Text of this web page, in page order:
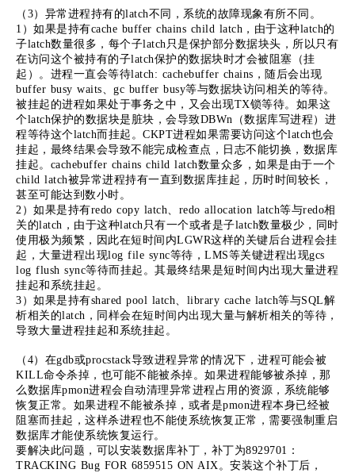
（3）异常进程持有的latch不同，系统的故障现象有所不同。
1）如果是持有cache buffer chains child latch，由于这种latch的
子latch数量很多，每个子latch只是保护部分数据块头，所以只有
在访问这个被持有的子latch保护的数据块时才会被阻塞（挂
起）。进程一直会等待latch: cachebuffer chains，随后会出现
buffer busy waits、gc buffer busy等与数据块访问相关的等待。
被挂起的进程如果处于事务之中，又会出现TX锁等待。如果这
个latch保护的数据块是脏块，会导致DBWn（数据库写进程）进
程等待这个latch而挂起。CKPT进程如果需要访问这个latch也会
挂起，最终结果会导致不能完成检查点，日志不能切换，数据库
挂起。cachebuffer chains child latch数量众多，如果是由于一个
child latch被异常进程持有一直到数据库挂起，历时时间较长，
甚至可能达到数小时。
2）如果是持有redo copy latch、redo allocation latch等与redo相
关的latch，由于这种latch只有一个或者是子latch数量极少，同时
使用极为频繁，因此在短时间内LGWR这样的关键后台进程会挂
起，大量进程出现log file sync等待，LMS等关键进程出现gcs
log flush sync等待而挂起。其最终结果是短时间内出现大量进程
挂起和系统挂起。
3）如果是持有shared pool latch、library cache latch等与SQL解
析相关的latch，同样会在短时间内出现大量与解析相关的等待，
导致大量进程挂起和系统挂起。
（4）在gdb或procstack导致进程异常的情况下，进程可能会被
KILL命令杀掉，也可能不能被杀掉。如果进程能够被杀掉，那
么数据库pmon进程会自动清理异常进程占用的资源，系统能够
恢复正常。如果进程不能被杀掉，或者是pmon进程本身已经被
阻塞而挂起，这样杀进程也不能使系统恢复正常，需要强制重启
数据库才能使系统恢复运行。
要解决此问题，可以安装数据库补丁，补丁为8929701：
TRACKING Bug FOR 6859515 ON AIX。安装这个补丁后，